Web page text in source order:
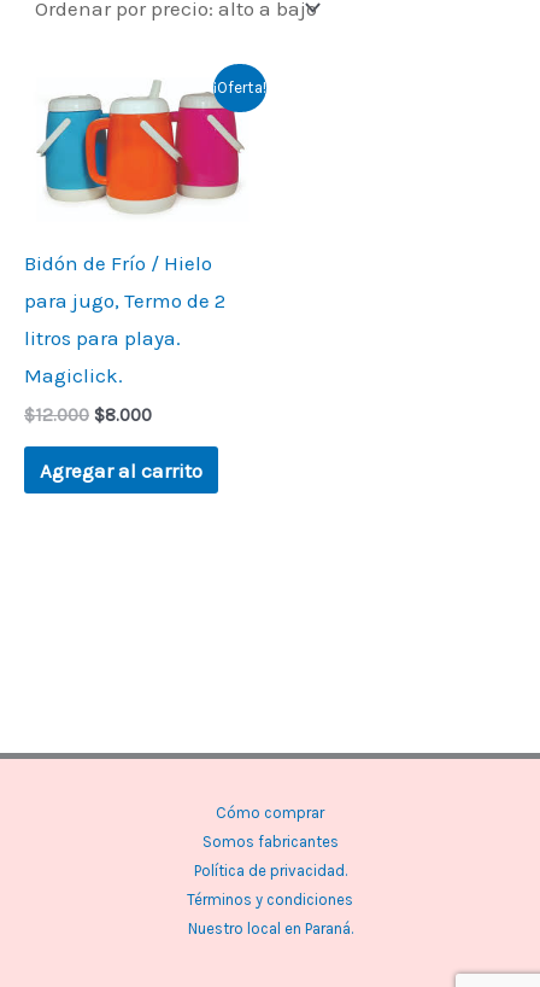
¡Oferta!
Bidón de Frío / Hielo
para jugo, Termo de 2
litros para playa.
Magiclick.
$12.000
Original
price
was:
$12.000.
$8.000
Current
price
is:
$8.000.
Agregar al carrito
Cómo comprar
Somos fabricantes
Política de privacidad.
Términos y condiciones
Nuestro local en Paraná.